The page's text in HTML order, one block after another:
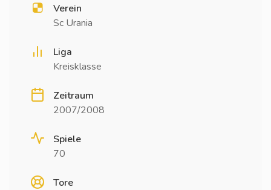
Verein
Sc Urania
Liga
Kreisklasse
Zeitraum
2007/2008
Spiele
70
Tore